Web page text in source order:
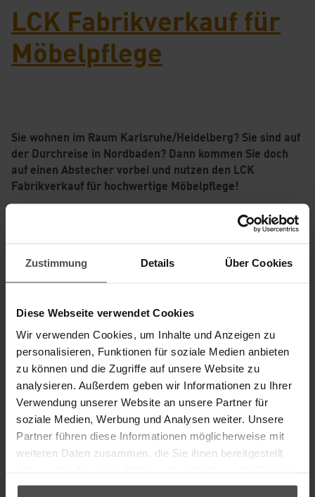
Zustimmung Details Über Cookies
Diese Webseite verwendet Cookies
Wir verwenden Cookies, um Inhalte und Anzeigen zu
personalisieren, Funktionen für soziale Medien anbieten
zu können und die Zugriffe auf unsere Website zu
analysieren. Außerdem geben wir Informationen zu Ihrer
Verwendung unserer Website an unsere Partner für
soziale Medien, Werbung und Analysen weiter. Unsere
Partner führen diese Informationen möglicherweise mit
weiteren Daten zusammen, die Sie ihnen bereitgestellt
gesammelt haben.
LCK Fabrikverkauf für
Möbelpflege
Sie wohnen im Raum Karlsruhe/Heidelberg? Sie sind auf
der Durchreise in Nordbaden? Dann kommen Sie doch
auf einen Abstecher vorbei und nutzen den LCK
Fabrikverkauf für hochwertige Möbelpflege!
An unserem Firmenstammsitz, im nordbadischen Ubstadt-
Weiher, haben wir für Sie einen Fabrikverkauf eingerichtet.
Möbelpflegefragen. Und natürlich können Sie Ihre
Schauen Sie doch mal rein, wir freuen uns auf Ihren
Besuch!Unsere Öffnungszeiten:
Montag - Donnerstag: 9.00 - 16.30 Uhr,Freitag: 9:00 -
13:00 Uhr
Adresseingabe fürs Navi: Im Unterfeld 2 • 76698 Ubstadt-
Weiher
Am besten vereinbaren Sie telefonisch vorab einen Termin: